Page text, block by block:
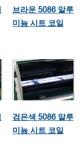
브라운 5086 알루
미늄 시트 코일
검은색 5086 알루
미늄 시트 코일